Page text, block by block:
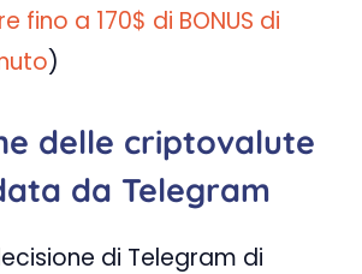
fino a 170$ di BONUS di
)
delle criptovalute
da Telegram
di Telegram di